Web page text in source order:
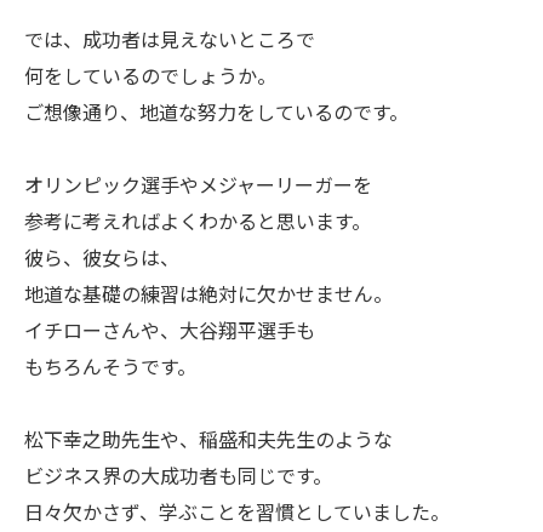
ㅤでは、成功者は見えないところで
何をしているのでしょうか。
ご想像通り、地道な努力をしているのです。
ㅤオリンピック選手やメジャーリーガーを
参考に考えればよくわかると思います。
彼ら、彼女らは、
地道な基礎の練習は絶対に欠かせません。
イチローさんや、大谷翔平選手も
もちろんそうです。
ㅤ松下幸之助先生や、稲盛和夫先生のような
ビジネス界の大成功者も同じです。
日々欠かさず、学ぶことを習慣としていました。